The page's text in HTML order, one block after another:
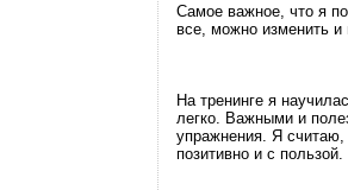
Самое важное, что я
все, можно изменить
На тренинге я
легко. Важными и
упражнения. Я считаю,
позитивно и с пользой.